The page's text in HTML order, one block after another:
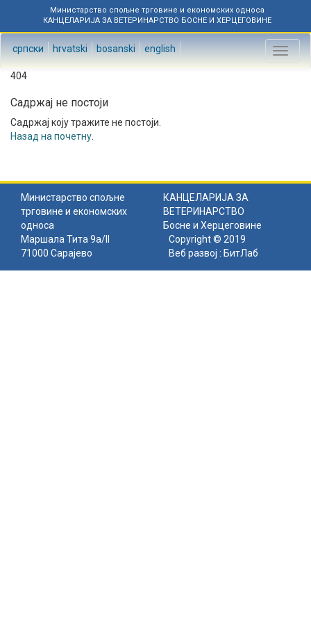
Министарство спољне трговине и економских односа
КАНЦЕЛАРИЈА ЗА ВЕТЕРИНАРСТВО БОСНЕ И ХЕРЦЕГОВИНЕ
српски hrvatski bosanski english
Toggle
404
Садржај не постоји
Садржај коју тражите не постоји.
Назад на почетну
Министарство спољне
трговине и економских
односа
КАНЦЕЛАРИЈА ЗА
ВЕТЕРИНАРСТВО
Босне и Херцеговине
Маршала Тита 9а/II
71000 Сарајево
Copyright © 2019
Веб развој : БитЛаб